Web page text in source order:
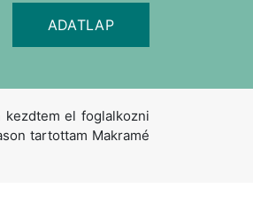
ADATLAP
kezdtem el foglalkozni
tartottam Makramé